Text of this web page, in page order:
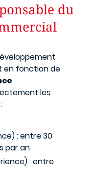
du
en fonction de
les
: entre 30
par an
: entre